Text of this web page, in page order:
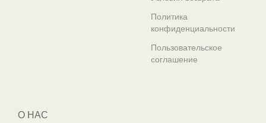
Политика
конфиденциальности
Пользовательское
соглашение
О НАС